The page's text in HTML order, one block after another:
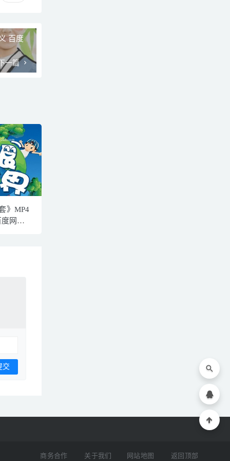
百度
一篇
》MP4
网盘
商务合作 关于我们 网站地图 返回顶部